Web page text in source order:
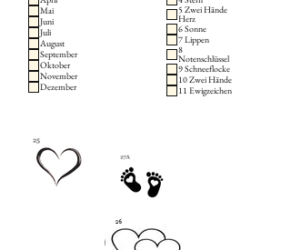
Mai
Juni
Juli
August
September
Oktober
November
Dezember
5 Zwei Hände
Herz
6 Sonne
7 Lippen
8
Notenschlüssel
9 Schneeflocke
10 Zwei Hände
11 Ewigzeichen